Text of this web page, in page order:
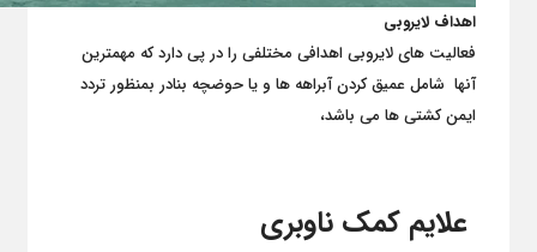
اهداف لایروبی
فعالیت های لایروبی اهدافی مختلفی را در پی دارد که مهمترین
آنها شامل عمیق کردن آبراهه ها و یا حوضچه بنادر بمنظور تردد
ایمن کشتی ها می باشد،
علایم کمک ناوبری